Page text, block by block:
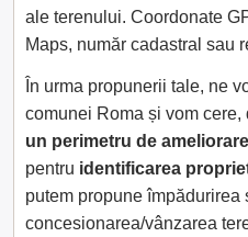
ale terenului. Coordonate
Maps, număr cadastral sau
În urma propunerii tale, ne
comunei Roma și vom cere,
un perimetru de ameliorare
pentru identificarea
putem propune împădurirea
concesionarea/vânzarea